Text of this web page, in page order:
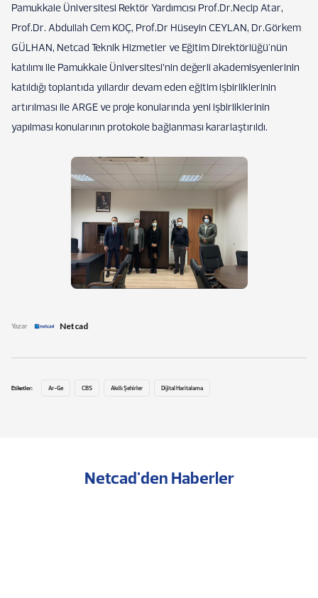
Pamukkale Üniversitesi Rektör Yardımcısı Prof.Dr.Necip Atar,
Prof.Dr. Abdullah Cem KOÇ, Prof.Dr Hüseyin CEYLAN, Dr.Görkem
GÜLHAN, Netcad Teknik Hizmetler ve Eğitim Direktörlüğü'nün
katılımı ile Pamukkale Üniversitesi’nin değerli akademisyenlerinin
katıldığı toplantıda yıllardır devam eden eğitim işbirliklerinin
artırılması ile ARGE ve proje konularında yeni işbirliklerinin
yapılması konularının protokole bağlanması kararlaştırıldı.
Yazar Netcad
Etiketler: Ar-Ge CBS Akıllı Şehirler Dijital Haritalama
Netcad'den Haberler